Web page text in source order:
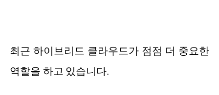
최근 하이브리드 클라우드가 점점 더 중요한
역할을 하고 있습니다.